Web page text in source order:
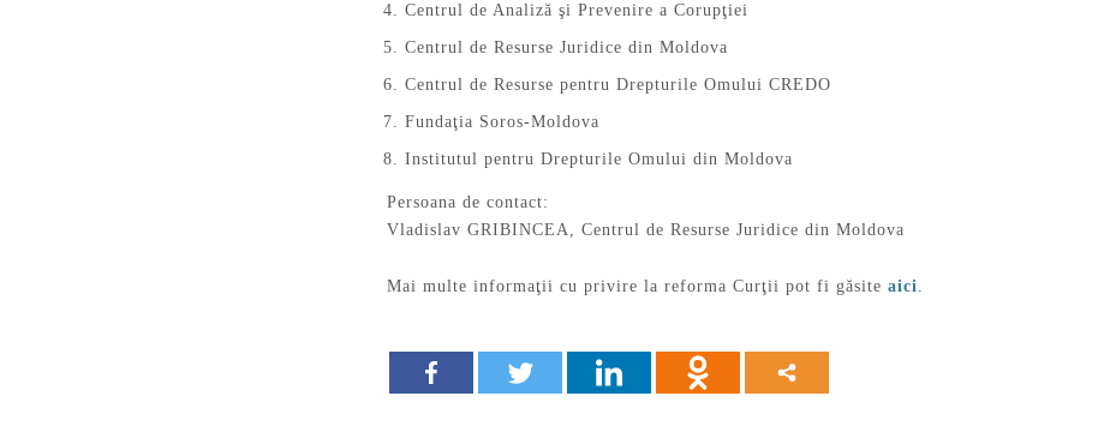
Centrul de Analiză şi Prevenire a Corupţiei
Centrul de Resurse Juridice din Moldova
Centrul de Resurse pentru Drepturile Omului CREDO
Fundaţia Soros-Moldova
Institutul pentru Drepturile Omului din Moldova
Persoana de contact:
Vladislav GRIBINCEA, Centrul de Resurse Juridice din Moldova
Mai multe informaţii cu privire la reforma Curţii pot fi găsite aici